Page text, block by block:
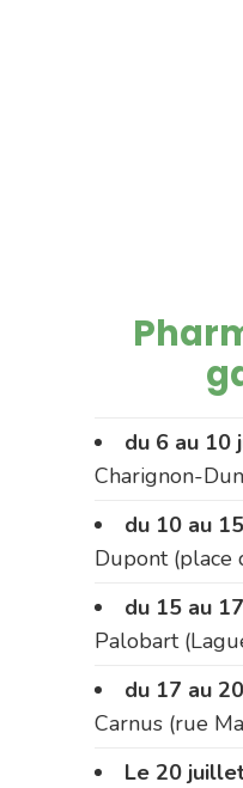
du 6 au 10
Charignon-
du 10 au
Dupont (place
du 15 au
Palobart
du 17 au
Carnus (rue
Le 20